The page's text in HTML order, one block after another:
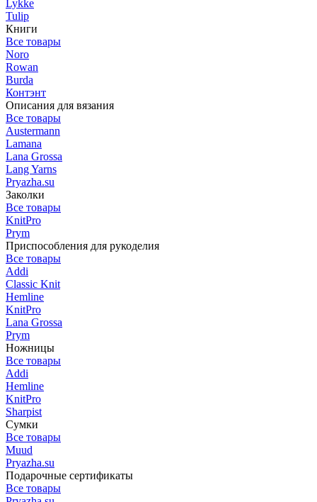
Lykke
Tulip
Книги
Все товары
Noro
Rowan
Burda
Контэнт
Описания для вязания
Все товары
Austermann
Lamana
Lana Grossa
Lang Yarns
Pryazha.su
Заколки
Все товары
KnitPro
Prym
Приспособления для рукоделия
Все товары
Addi
Classic Knit
Hemline
KnitPro
Lana Grossa
Prym
Ножницы
Все товары
Addi
Hemline
KnitPro
Sharpist
Сумки
Все товары
Muud
Pryazha.su
Подарочные сертификаты
Все товары